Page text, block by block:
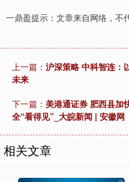
一鼎盈提示：文章来自网络，不
上一篇： 沪深策略 中科智连：
未来
下一篇： 美港通证券 肥西县加
全“看得见”_大皖新闻 | 安徽网
相关文章